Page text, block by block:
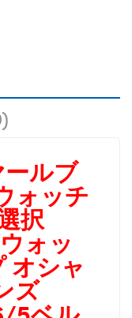
ルブ
ォッチ
択
ォッ
オシャ
ズ